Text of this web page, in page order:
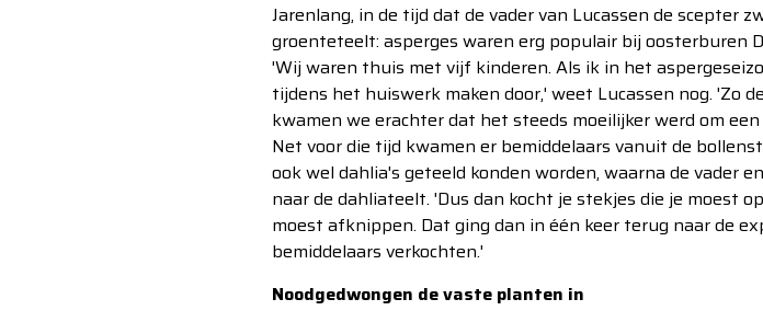
Jarenlang, in de tijd dat de vader van Lucassen de scepter
groenteteelt: asperges waren erg populair bij oosterburen
'Wij waren thuis met vijf kinderen. Als ik in het
tijdens het huiswerk maken door,' weet Lucassen nog. 'Zo
kwamen we erachter dat het steeds moeilijker werd om
Net voor die tijd kwamen er bemiddelaars vanuit de
ook wel dahlia's geteeld konden worden, waarna de vader
naar de dahliateelt. 'Dus dan kocht je stekjes die je moest
moest afknippen. Dat ging dan in één keer terug naar de
bemiddelaars verkochten.'
Noodgedwongen de vaste planten in